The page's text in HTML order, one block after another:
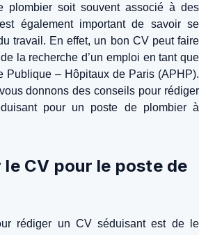
plombier soit souvent associé à des
également important de savoir se
travail. En effet, un bon CV peut faire
la recherche d’un emploi en tant que
Publique – Hôpitaux de Paris (APHP).
donnons des conseils pour rédiger
pour un poste de plombier à
CV pour le poste de
rédiger un CV séduisant est de le